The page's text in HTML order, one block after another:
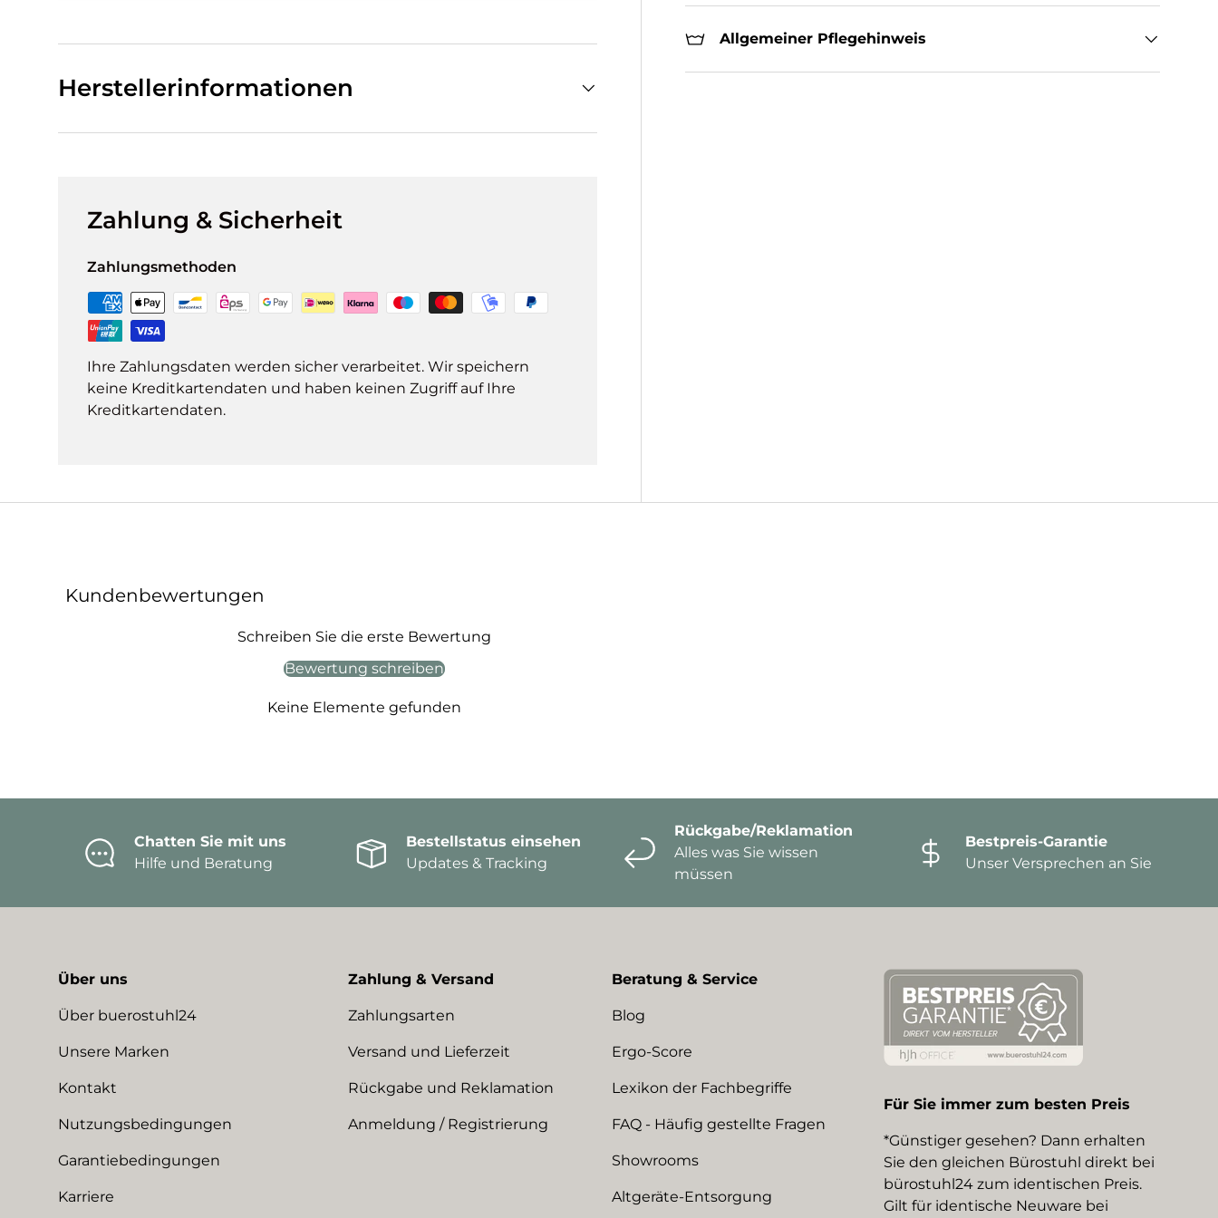
Allgemeiner Pflegehinweis
Herstellerinformationen
Zahlung & Sicherheit
Zahlungsmethoden
Ihre Zahlungsdaten werden sicher verarbeitet. Wir speichern
keine Kreditkartendaten und haben keinen Zugriff auf Ihre
Kreditkartendaten.
Kundenbewertungen
Schreiben Sie die erste Bewertung
Bewertung schreiben
Keine Elemente gefunden
Chatten Sie mit uns
Hilfe und Beratung
Bestellstatus einsehen
Updates & Tracking
Rückgabe/Reklamation
Alles was Sie wissen
müssen
Bestpreis-Garantie
Unser Versprechen an Sie
Über uns
Über buerostuhl24
Unsere Marken
Kontakt
Nutzungsbedingungen
Garantiebedingungen
Karriere
Zahlung & Versand
Zahlungsarten
Versand und Lieferzeit
Rückgabe und Reklamation
Anmeldung / Registrierung
Beratung & Service
Blog
Ergo-Score
Lexikon der Fachbegriffe
FAQ - Häufig gestellte Fragen
Showrooms
Altgeräte-Entsorgung
Für Sie immer zum besten Preis
*Günstiger gesehen? Dann erhalten
Sie den gleichen Bürostuhl direkt bei
bürostuhl24 zum identischen Preis.
Gilt für identische Neuware bei